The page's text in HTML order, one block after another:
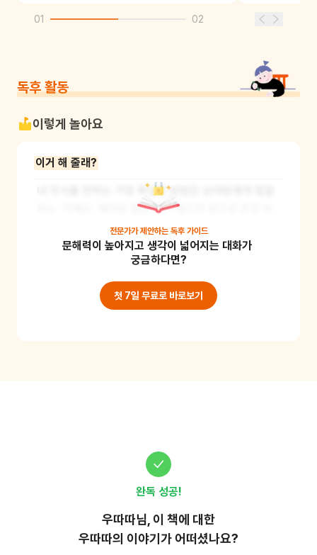
01 02
독후 활동
이렇게 놀아요
이거 해 줄래?
내 의사를 전하는 가장 확실한 방법은 상대방에게 말을
하는  거예요. 제대로 말을 하지 않으면 몸으로 온갖 방
법을 사용해도 상대방이 이해하기 어려울 수 있답니다.
앞으로 가족들끼리 대화하다가 상대의 마음을 알기 어
려울 땐, 손을 번쩍 들어주세요. 그럼, 상대방은 하던 이
야기를 멈추고 "이거 해 줄래?"라고 간결하게 말하는 거
예요. 내 의사를 명확하게 전달하는 연습을 하며 어린이
전문가가 제안하는 독후 가이드
문해력이 높아지고 생각이 넓어지는 대화가
궁금하다면?
첫 7일 무료로 바로보기
완독 성공!
우따따님, 이 책에 대한
우따따의 이야기가 어떠셨나요?